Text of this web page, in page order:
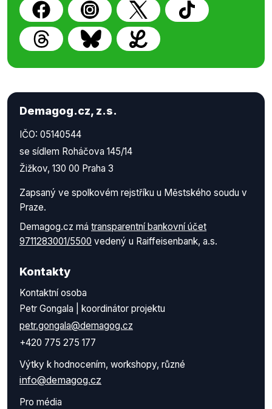
Demagog.cz, z.s.
IČO: 05140544
se sídlem Roháčova 145/14
Žižkov, 130 00 Praha 3
Zapsaný ve spolkovém rejstříku u Městského soudu v
Praze.
Demagog.cz má transparentní bankovní účet
9711283001/5500 vedený u Raiffeisenbank, a.s.
Kontakty
Kontaktní osoba
Petr Gongala | koordinátor projektu
petr.gongala@demagog.cz
+420 775 275 177
Výtky k hodnocením, workshopy, různé
info@demagog.cz
Pro média